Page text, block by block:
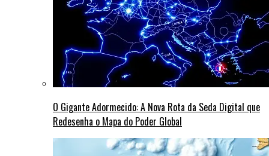
O Gigante Adormecido: A Nova Rota da Seda Digital que
Redesenha o Mapa do Poder Global